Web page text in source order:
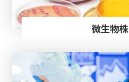
微生物株